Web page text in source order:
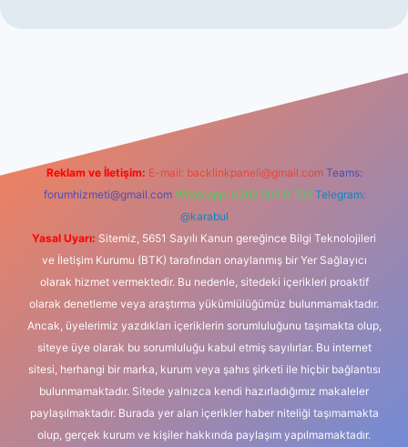
Reklam ve İletişim: E-mail: backlinkpaneli@gmail.com Teams:
forumhizmeti@gmail.com Whatsapp: 0262 606 0 726 Telegram:
@karabul
Yasal Uyarı: Sitemiz, 5651 Sayılı Kanun gereğince Bilgi Teknolojileri
ve İletişim Kurumu (BTK) tarafından onaylanmış bir Yer Sağlayıcı
olarak hizmet vermektedir. Bu nedenle, sitedeki içerikleri proaktif
olarak denetleme veya araştırma yükümlülüğümüz bulunmamaktadır.
Ancak, üyelerimiz yazdıkları içeriklerin sorumluluğunu taşımakta olup,
siteye üye olarak bu sorumluluğu kabul etmiş sayılırlar. Bu internet
sitesi, herhangi bir marka, kurum veya şahıs şirketi ile hiçbir bağlantısı
bulunmamaktadır. Sitede yalnızca kendi hazırladığımız makaleler
paylaşılmaktadır. Burada yer alan içerikler haber niteliği taşımamakta
olup, gerçek kurum ve kişiler hakkında paylaşım yapılmamaktadır.